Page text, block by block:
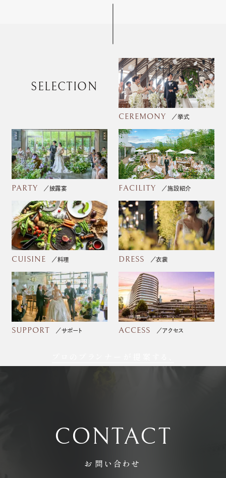
SELECTION
CEREMONY 挙式
PARTY 披露宴 FACILITY 施設紹介
CUISINE 料理 DRESS 衣裳
SUPPORT サポート ACCESS アクセス
CONTACT
お問い合わせ